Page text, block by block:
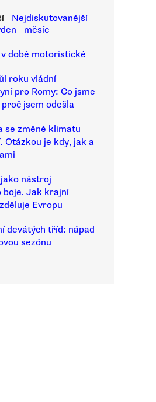
Nejdiskutovanější
měsíc
době motoristické
roku vládní
pro Romy: Co jsme
jsem odešla
se změně klimatu
Otázkou je kdy, jak a
nástroj
boje. Jak krajní
Evropu
devátých tříd: nápad
sezónu